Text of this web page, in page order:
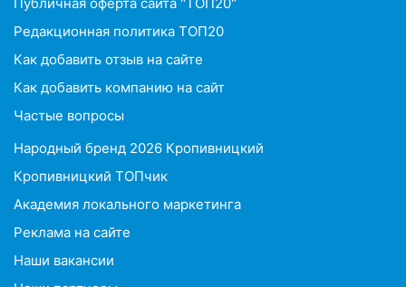
Публичная оферта сайта "ТОП20"
Редакционная политика ТОП20
Как добавить отзыв на сайте
Как добавить компанию на сайт
Частые вопросы
Народный бренд 2026 Кропивницкий
Кропивницкий ТОПчик
Академия локального маркетинга
Реклама на сайте
Наши вакансии